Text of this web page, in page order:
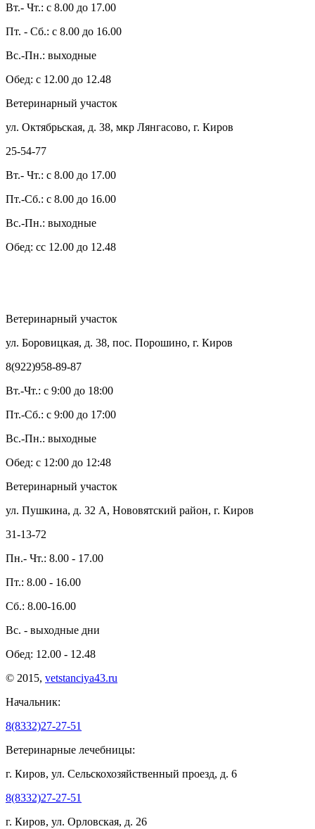
Вт.- Чт.: с 8.00 до 17.00
Пт. - Сб.: с 8.00 до 16.00
Вс.-Пн.: выходные
Обед: с 12.00 до 12.48
Ветеринарный участок
ул. Октябрьская, д. 38, мкр Лянгасово, г. Киров
25-54-77
Вт.- Чт.: с 8.00 до 17.00
Пт.-Сб.: с 8.00 до 16.00
Вс.-Пн.: выходные
Обед: сс 12.00 до 12.48
Ветеринарный участок
ул. Боровицкая, д. 38, пос. Порошино, г. Киров
8(922)958-89-87
Вт.-Чт.: с 9:00 до 18:00
Пт.-Сб.: с 9:00 до 17:00
Вс.-Пн.: выходные
Обед: с 12:00 до 12:48
Ветеринарный участок
ул. Пушкина, д. 32 А, Нововятский район, г. Киров
31-13-72
Пн.- Чт.: 8.00 - 17.00
Пт.: 8.00 - 16.00
Сб.: 8.00-16.00
Вс. - выходные дни
Обед: 12.00 - 12.48
© 2015, vetstanciya43.ru
Начальник:
8(8332)27-27-51
Ветеринарные лечебницы:
г. Киров, ул. Сельскохозяйственный проезд, д. 6
8(8332)27-27-51
г. Киров, ул. Орловская, д. 26